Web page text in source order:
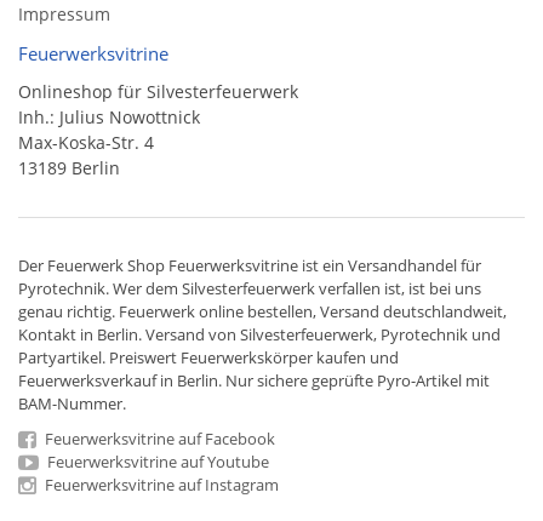
Impressum
Feuerwerksvitrine
Onlineshop für Silvesterfeuerwerk
Inh.: Julius Nowottnick
Max-Koska-Str. 4
13189 Berlin
Der Feuerwerk Shop Feuerwerksvitrine ist ein Versandhandelfür
Pyrotechnik. Wer dem Silvesterfeuerwerk verfallen ist, ist bei uns
genau richtig. Feuerwerk online bestellen,Versand deutschlandweit,
Kontakt in Berlin. Versand von Silvesterfeuerwerk, Pyrotechnik und
Partyartikel. Preiswert Feuerwerkskörper kaufen und
Feuerwerksverkauf in Berlin. Nur sichere geprüfte Pyro-Artikel mit
BAM-Nummer.
Feuerwerksvitrine auf Facebook
Feuerwerksvitrine auf Youtube
Feuerwerksvitrine auf Instagram